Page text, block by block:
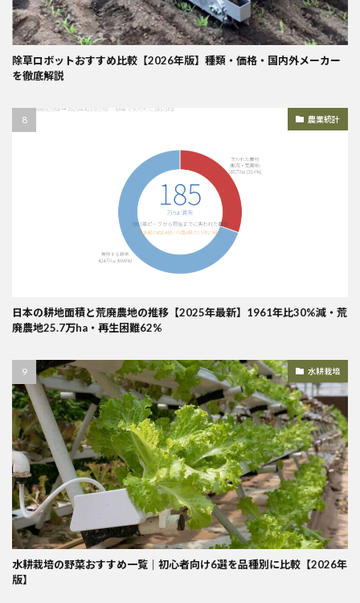
除草ロボットおすすめ比較【2026年版】種類・価格・国内外メーカー
を徹底解説
農業統計
日本の耕地面積と荒廃農地の推移【2025年最新】1961年比30%減・荒
廃農地25.7万ha・再生困難62%
水耕栽培
水耕栽培の野菜おすすめ一覧｜初心者向け6選を品種別に比較【2026年
版】